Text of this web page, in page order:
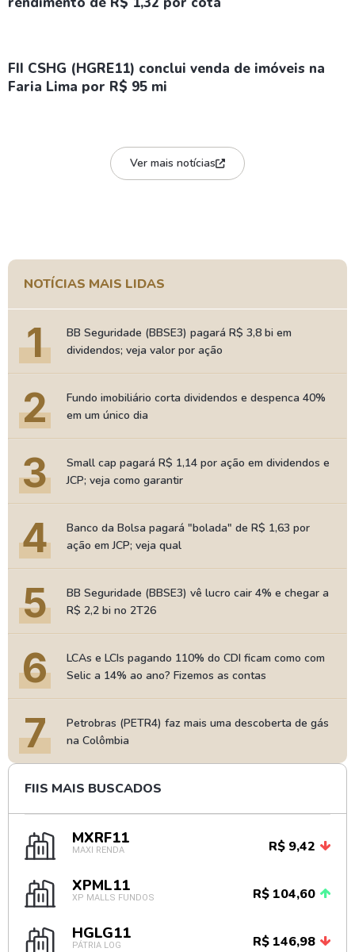
FII CSHG (HGRE11) conclui venda de imóveis na
Faria Lima por R$ 95 mi
Ver mais notícias
NOTÍCIAS MAIS LIDAS
1
BB Seguridade (BBSE3) pagará R$ 3,8 bi em
dividendos; veja valor por ação
2
Fundo imobiliário corta dividendos e despenca 40%
em um único dia
3
Small cap pagará R$ 1,14 por ação em dividendos e
JCP; veja como garantir
4
Banco da Bolsa pagará "bolada" de R$ 1,63 por
ação em JCP; veja qual
5
BB Seguridade (BBSE3) vê lucro cair 4% e chegar a
R$ 2,2 bi no 2T26
6
LCAs e LCIs pagando 110% do CDI ficam como com
Selic a 14% ao ano? Fizemos as contas
7
Petrobras (PETR4) faz mais uma descoberta de gás
na Colômbia
FIIS MAIS BUSCADOS
MXRF11
MAXI RENDA R$ 9,42
XPML11
XP MALLS FUNDOS R$ 104,60
HGLG11
PÁTRIA LOG R$ 146,98